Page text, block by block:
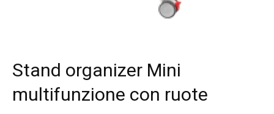
Stand organizer Mini
multifunzione con ruote